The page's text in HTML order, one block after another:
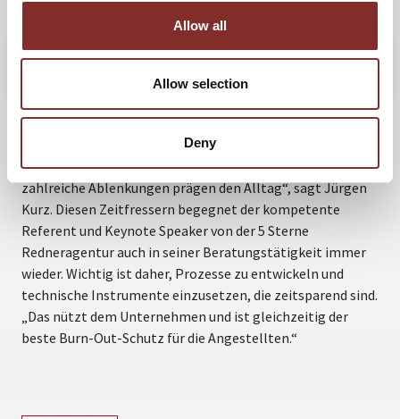
Allow all
Allow selection
Deny
Erreichbarkeit dar: Über zwei Drittel der Befragten gaben
Urlaubszeit noch E-Mails zu beantworten. Fast 50 Prozent
machen das sogar im Bett oder auf der Toilette. Mehr als
die Hälfte nimmt diese permanente Präsenz am
„Schlechte Arbeitsorganisation, langwierige Meetings und
zahlreiche Ablenkungen prägen den Alltag“, sagt Jürgen
Kurz. Diesen Zeitfressern begegnet der kompetente
Referent und Keynote Speaker von der 5 Sterne
Redneragentur auch in seiner Beratungstätigkeit immer
wieder. Wichtig ist daher, Prozesse zu entwickeln und
technische Instrumente einzusetzen, die zeitsparend sind.
„Das nützt dem Unternehmen und ist gleichzeitig der
beste Burn-Out-Schutz für die Angestellten.“